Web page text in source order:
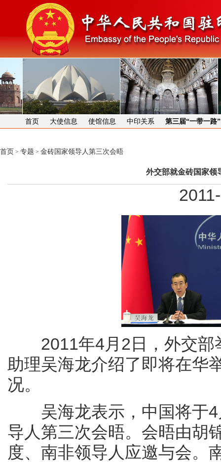
首页 大使信息 使馆信息 中印关系 第三届“一带一路
首页 > 专题 > 金砖国家领导人第三次会晤
外交部就金砖国家领
2011年4月2日，外交部
助理吴海龙介绍了即将在华
况。
吴海龙表示，中国将于4
导人第三次会晤。会晤由胡
度、南非领导人应邀与会。